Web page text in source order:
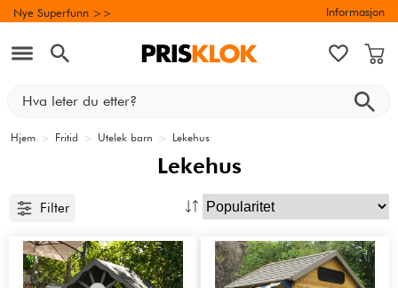
Nye Superfunn >> Informasjon
Hjem > Fritid > Utelek barn > Lekehus
Lekehus
Filter